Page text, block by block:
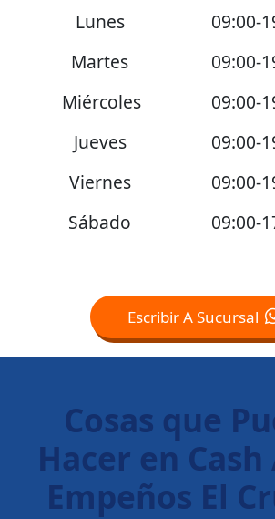
Lunes
09:00-
Martes
09:00-
Miércoles
09:00-
Jueves
09:00-
Viernes
09:00-
Sábado
09:00-
Escribir A Sucursal
Cosas que
Hacer en Cash
Empeños El